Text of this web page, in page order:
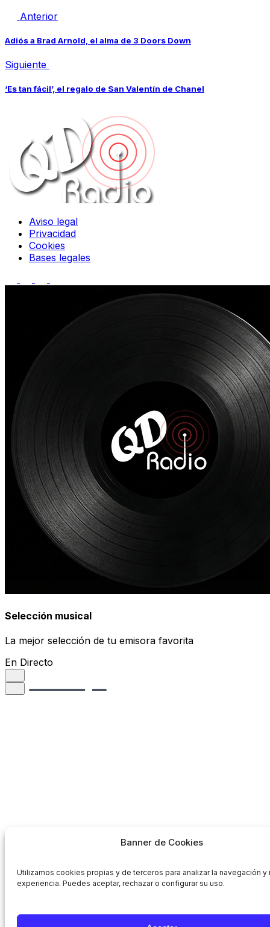
Banner de Cookies
Utilizamos cookies propias y de terceros para analizar la navegación y
experiencia. Puedes aceptar, rechazar o configurar su uso.
Anterior
Adiós a Brad Arnold, el alma de 3 Doors Down
Siguiente
‘Es tan fácil’, el regalo de San Valentín de Chanel
Aviso legal
Privacidad
Cookies
Bases legales
Selección musical
La mejor selección de tu emisora favorita
En Directo